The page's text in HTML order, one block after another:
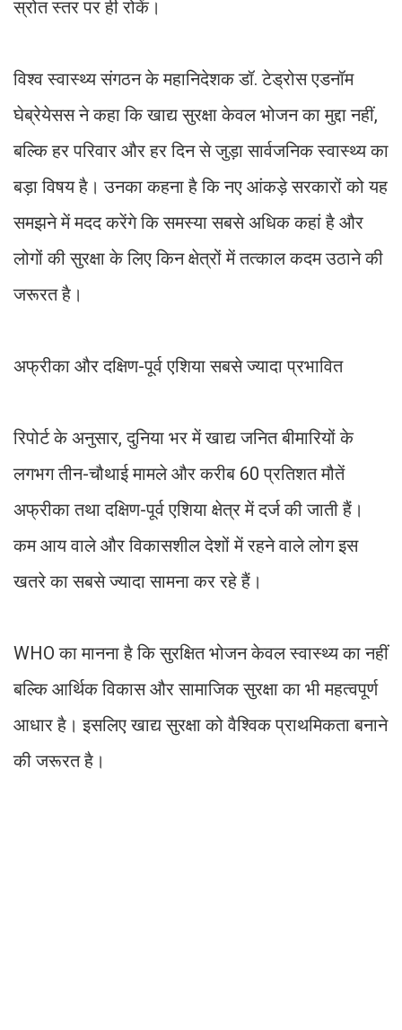
स्रोत स्तर पर ही रोकें।
विश्व स्वास्थ्य संगठन के महानिदेशक डॉ. टेड्रोस एडनॉम
घेब्रेयेसस ने कहा कि खाद्य सुरक्षा केवल भोजन का मुद्दा नहीं,
बल्कि हर परिवार और हर दिन से जुड़ा सार्वजनिक स्वास्थ्य का
बड़ा विषय है। उनका कहना है कि नए आंकड़े सरकारों को यह
समझने में मदद करेंगे कि समस्या सबसे अधिक कहां है और
लोगों की सुरक्षा के लिए किन क्षेत्रों में तत्काल कदम उठाने की
जरूरत है।
अफ्रीका और दक्षिण-पूर्व एशिया सबसे ज्यादा प्रभावित
रिपोर्ट के अनुसार, दुनिया भर में खाद्य जनित बीमारियों के
लगभग तीन-चौथाई मामले और करीब 60 प्रतिशत मौतें
अफ्रीका तथा दक्षिण-पूर्व एशिया क्षेत्र में दर्ज की जाती हैं।
कम आय वाले और विकासशील देशों में रहने वाले लोग इस
खतरे का सबसे ज्यादा सामना कर रहे हैं।
WHO का मानना है कि सुरक्षित भोजन केवल स्वास्थ्य का नहीं
बल्कि आर्थिक विकास और सामाजिक सुरक्षा का भी महत्वपूर्ण
आधार है। इसलिए खाद्य सुरक्षा को वैश्विक प्राथमिकता बनाने
की जरूरत है।